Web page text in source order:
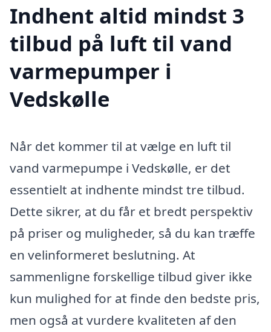
Indhent altid mindst 3
tilbud på luft til vand
varmepumper i
Vedskølle
Når det kommer til at vælge en luft til
vand varmepumpe i Vedskølle, er det
essentielt at indhente mindst tre tilbud.
Dette sikrer, at du får et bredt perspektiv
på priser og muligheder, så du kan træffe
en velinformeret beslutning. At
sammenligne forskellige tilbud giver ikke
kun mulighed for at finde den bedste pris,
men også at vurdere kvaliteten af den